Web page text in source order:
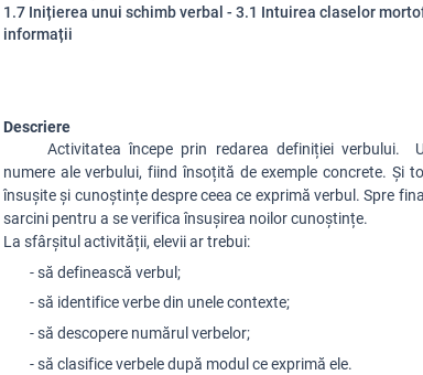
1.7 Inițierea unui schimb verbal - 3.1 Intuirea claselor
informații
Descriere
Activitatea începe prin redarea definiției verbului.
numere aleverbului, fiind însoțită de exemple concrete. Și
însușite și cunoștințe despre ceea ce exprimă verbul.Spre
sarcini pentru a se verifica însușirea noilor cunoștințe.
La sfârșitul activității, elevii ar trebui:
- să definească verbul;
- să identifice verbe din unele contexte;
- să descopere numărul verbelor;
- să clasifice verbele după modul ce exprimă ele.